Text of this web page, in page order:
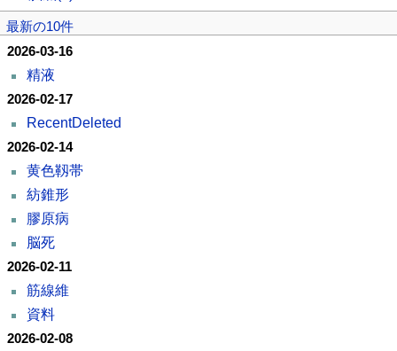
最新の10件
2026-03-16
精液
2026-02-17
RecentDeleted
2026-02-14
黄色靱帯
紡錐形
膠原病
脳死
2026-02-11
筋線維
資料
2026-02-08